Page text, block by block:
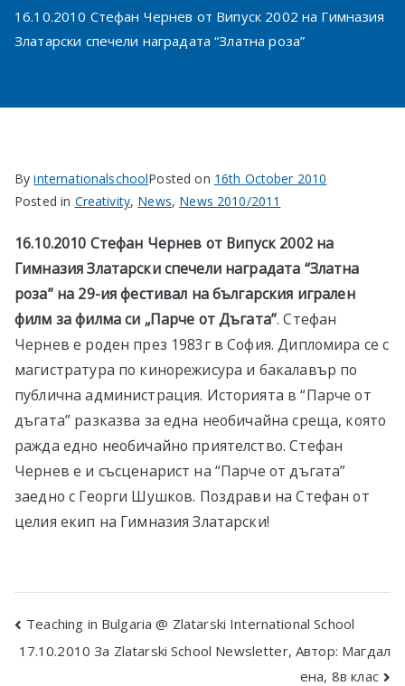
16.10.2010 Стефан Чернев от Випуск 2002 на Гимназия
Златарски спечели наградата “Златна роза”
ByinternationalschoolPosted on 16th October 2010
Posted in Creativity, News, News 2010/2011
16.10.2010 Стефан Чернев от Випуск 2002 на
Гимназия Златарски спечели наградата “Златна
роза” на 29-ия фестивал на българския игрален
филм за филма си „Парче от Дъгата”. Стефан
Чернев е роден през 1983г в София. Дипломира се с
магистратура по кинорежисура и бакалавър по
публична администрация. Историята в “Парче от
дъгата” разказва за една необичайна среща, която
ражда едно необичайно приятелство. Стефан
Чернев е и съсценарист на “Парче от дъгата”
заедно с Георги Шушков. Поздрави на Стефан от
целия екип на Гимназия Златарски!
Post
navigation
Teaching in Bulgaria @ Zlatarski International School
17.10.2010 За Zlatarski School Newsletter, Автор: Магдал
ена, 8в клас